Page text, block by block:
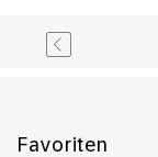
Favoriten